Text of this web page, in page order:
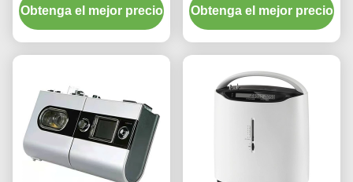
aislamiento térmico
portátil
Obtenga el mejor precio
para la fruta de la
hamburguesa
Obtenga el mejor precio